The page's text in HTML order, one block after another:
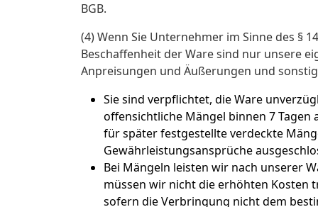
BGB.
(4) Wenn Sie Unternehmer im Sinne des §
Beschaffenheit der Ware sind nur unsere
Anpreisungen und Äußerungen und
Sie sind verpflichtet, die Ware
offensichtliche Mängel binnen 7
für später festgestellte verdeckte
Gewährleistungsansprüche
Bei Mängeln leisten wir nach unserer
müssen wir nicht die erhöhten Kosten
sofern die Verbringung nicht dem